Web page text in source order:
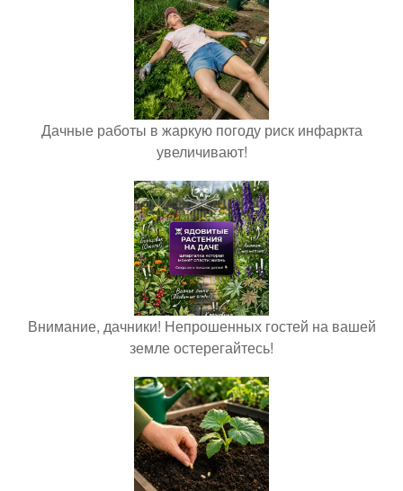
Дачные работы в жаркую погоду риск инфаркта
увеличивают!
Внимание, дачники! Непрошенных гостей на вашей
земле остерегайтесь!